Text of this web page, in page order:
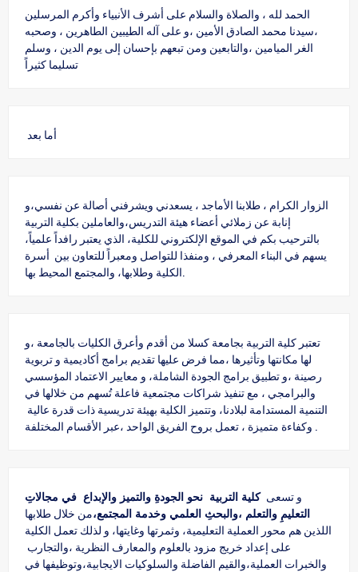
الحمد لله ، والصلاة والسلام على أشرف الأنبياء وأكرم المرسلين
،سيدنا محمد الصادق الأمين ،و على آله الطيبين الطاهرين ، وصحبه
الغر الميامين ،والتابعين ومن تبعهم بإحسان إلى يوم الدين ، وسلم
تسليما كثيراً
أما بعد
الزوار الكرام ، طلابنا الأماجد ، يسعدني ويشرفني أصالة عن نفسي،و
إنابة عن زملائي أعضاء هيئة التدريس،والعاملين بكلية التربية
بالترحيب بكم في الموقع الإلكتروني للكلية، الذي يعتبر رافداً علمياً،
يسهم في البناء المعرفي ، ومنفذا للتواصل ومعبراً للتعاون بين أسرة
تعتبر كلية التربية بجامعة كسلا من أقدم وأعرق الكليات بالجامعة ،و
لها مكانتها وتأثيرها ،مما فرض عليها تقديم برامج أكاديمية و تربوية
رصينة ،و تطبيق برامج الجودة الشاملة، و معايير الاعتماد المؤسسي
والبرامجي ، مع تنفيذ شراكات مجتمعية فاعلة تُسهم من خلالها في
التنمية المستدامة لبلادنا، وتتميز الكلية بهيئة تدريسية ذات قدرة عالية
و تسعى كلية التربية نحو الجودةِ والتميز والإبداع في مجالاتِ
التعليمِ والتعلم ،والبحثِ العلمي وخدمة المجتمع،من خلال طلابها
اللذين هم محور العملية التعليمية، وثمرتها وغايتها، و لذلك تعمل الكلية
على إعداد خريج مزود بالعلوم والمعارف النظرية ،والتجارب
والخبرات العملية،والقيم الفاضلة والسلوكيات الايجابية،وتوظيفها في